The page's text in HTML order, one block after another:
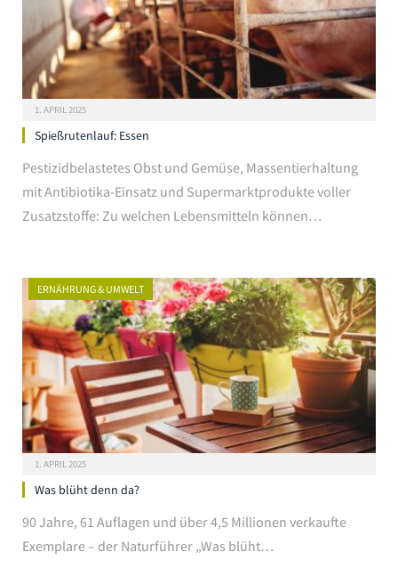
1. APRIL 2025
Spießrutenlauf: Essen
Pestizidbelastetes Obst und Gemüse, Massentierhaltung
mit Antibiotika-Einsatz und Supermarktprodukte voller
Zusatzstoffe: Zu welchen Lebensmitteln können…
ERNÄHRUNG & UMWELT
1. APRIL 2025
Was blüht denn da?
90 Jahre, 61 Auflagen und über 4,5 Millionen verkaufte
Exemplare – der Naturführer „Was blüht…